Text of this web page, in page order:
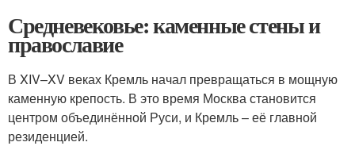
Средневековье: каменные стены и
православие
В XIV–XV веках Кремль начал превращаться в мощную
каменную крепость. В это время Москва становится
центром объединённой Руси, и Кремль – её главной
резиденцией.